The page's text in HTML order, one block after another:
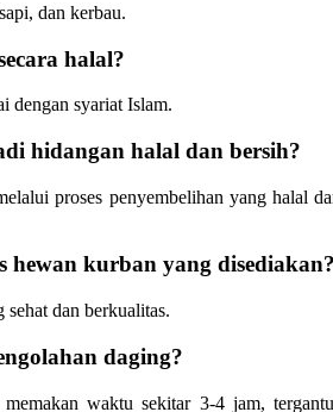
dan kerbau.
halal?
dengan syariat Islam.
hidangan halal dan bersih?
proses penyembelihan yang halal
kurban yang disediakan?
dan berkualitas.
daging?
waktu sekitar 3-4 jam,